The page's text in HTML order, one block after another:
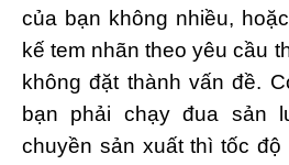
của bạn không nhiều,
kế tem nhãn theo yêu cầu
không đặt thành vấn đề.
bạn phải chạy đua sản
chuyền sản xuất thì tốc độ